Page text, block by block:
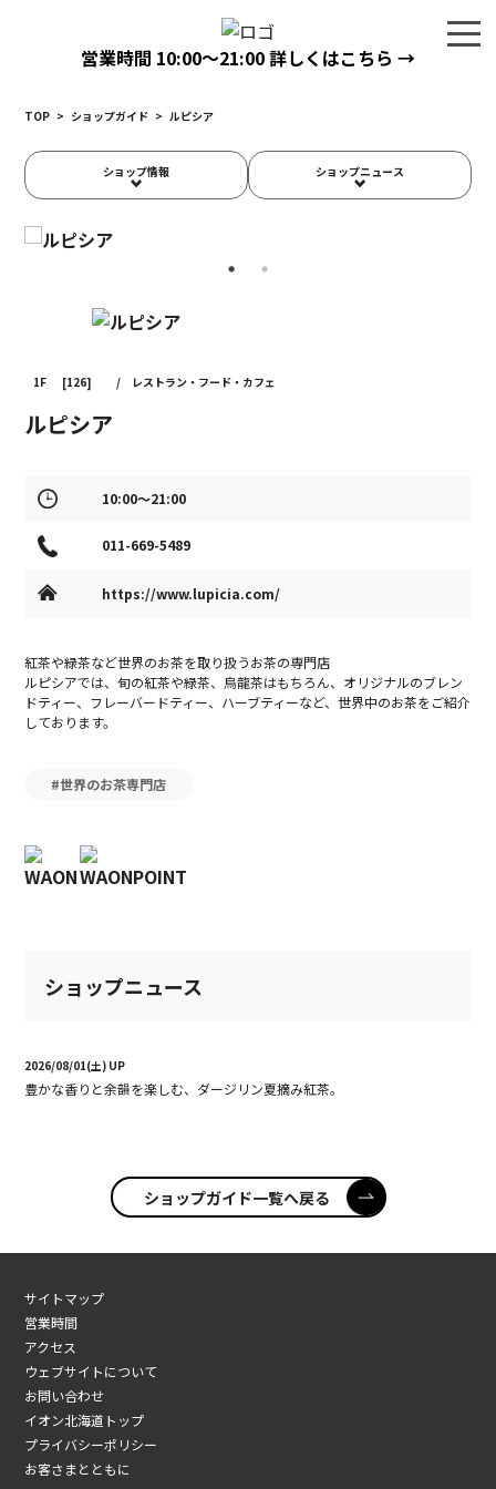
営業時間 10:00〜21:00詳しくはこちら →
TOP > ショップガイド > ルピシア
ショップ情報 ショップニュース
1F [126] / レストラン・フード・カフェ
ルピシア
10:00～21:00
011-669-5489
https://www.lupicia.com/
紅茶や緑茶など世界のお茶を取り扱うお茶の専門店
ルピシアでは、旬の紅茶や緑茶、烏龍茶はもちろん、オリジナルのブレン
ドティー、フレーバードティー、ハーブティーなど、世界中のお茶をご紹介
しております。
#世界のお茶専門店
ショップニュース
2026/08/01(土) UP
豊かな香りと余韻を楽しむ、ダージリン夏摘み紅茶。
ショップガイド一覧へ戻る
サイトマップ
営業時間
アクセス
ウェブサイトについて
お問い合わせ
イオン北海道トップ
プライバシーポリシー
お客さまとともに